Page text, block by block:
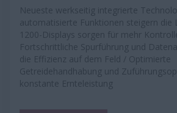
Neueste werkseitig integrierte
automatisierte Funktionen steigern die
1200-Displays sorgen für mehr
Fortschrittliche Spurführung und
die Effizienz auf dem Feld / Optimierte
Getreidehandhabung und
konstante Ernteleistung